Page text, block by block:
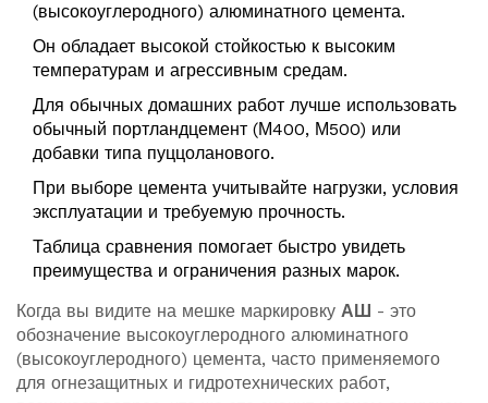
(высокоуглеродного) алюминатного цемента.
Он обладает высокой стойкостью к высоким
температурам и агрессивным средам.
Для обычных домашних работ лучше использовать
обычный портландцемент (М400, М500) или
добавки типа пуццоланового.
При выборе цемента учитывайте нагрузки, условия
эксплуатации и требуемую прочность.
Таблица сравнения помогает быстро увидеть
преимущества и ограничения разных марок.
Когда вы видите на мешке маркировку АШ - это
обозначение высокоуглеродного алюминатного
(высокоуглеродного) цемента, часто применяемого
для огнезащитных и гидротехнических работ,